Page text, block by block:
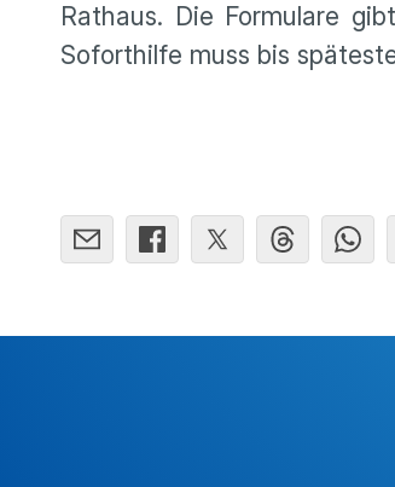
Rathaus. Die Formu­lare
Sofort­hilfe muss bis